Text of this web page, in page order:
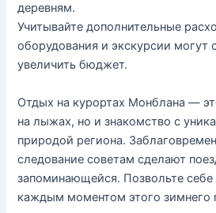
деревням.
Учитывайте дополнительные
оборудования и экскурсии могут
увеличить бюджет.
Отдых на курортах Монблана —
на лыжах, но и знакомство с
природой региона.
следование советам сделают
запоминающейся. Позвольте себе
каждым моментом этого зимнего